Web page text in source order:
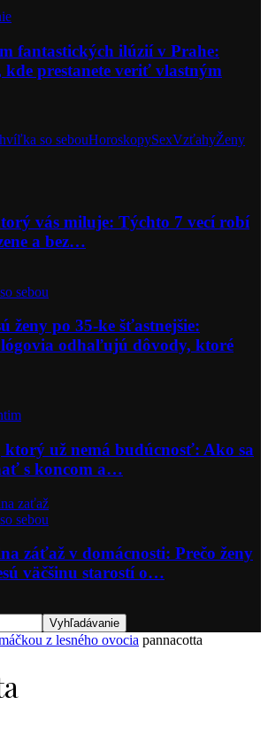
fantastických ilúzií v Prahe:
kde prestanete veriť vlastným
so sebouHoroskopySexVzťahyŽeny
vás miluje: Týchto 7 vecí robí
a bez…
sebou
ženy po 35-ke šťastnejšie:
odhaľujú dôvody, ktoré
už nemá budúcnosť: Ako sa
s koncom a…
sebou
záťaž v domácnosti: Prečo ženy
väčšinu starostí o…
z lesného ovocia pannacotta